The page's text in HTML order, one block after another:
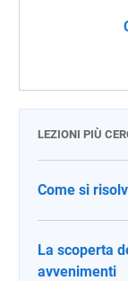
LEZIONI PIÙ
Come si
La scoperta
avvenimenti